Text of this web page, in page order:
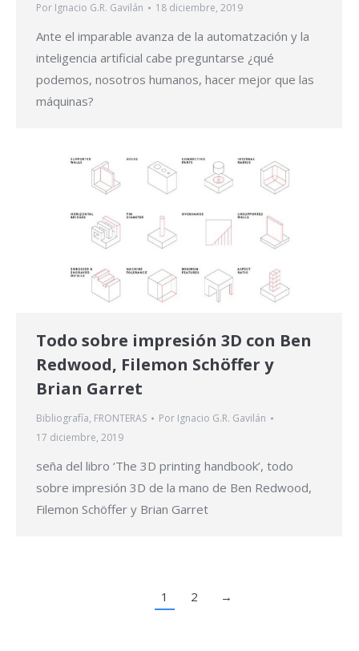
Por Ignacio G.R. Gavilán 18 diciembre, 2019
Ante el imparable avanza de la automatzación y la
inteligencia artificial cabe preguntarse ¿qué
podemos, nosotros humanos, hacer mejor que las
máquinas?
Todo sobre impresión 3D con Ben
Redwood, Filemon Schöffer y
Brian Garret
Bibliografía, FRONTERAS Por Ignacio G.R. Gavilán
17 diciembre, 2019
seña del libro ‘The 3D printing handbook’, todo
sobre impresión 3D de la mano de Ben Redwood,
Filemon Schöffer y Brian Garret
1 2 →